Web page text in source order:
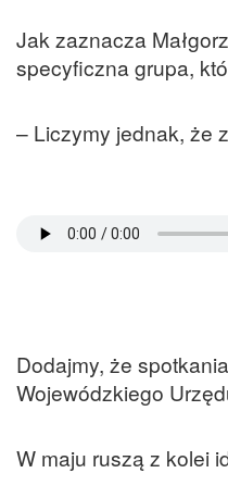
Jak zaznacza
specyficzna grupa,
– Liczymy jednak, że
Dodajmy, że
Wojewódzkiego
W maju ruszą z kolei